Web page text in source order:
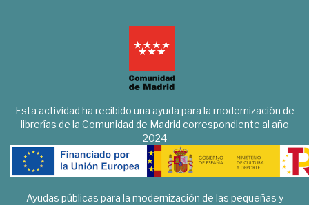
Esta actividad ha recibido una ayuda para la modernización de
librerías de la Comunidad de Madrid correspondiente al año
2024
Ayudas públicas para la modernización de las pequeñas y